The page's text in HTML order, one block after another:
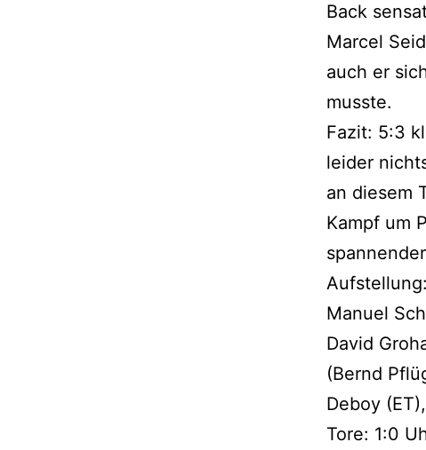
Back
Marcel
auch er
musste.
Fazit: 5:3
leider
an diesem
Kampf um
Manuel
David
(Bernd
Deboy
Tore: 1:0